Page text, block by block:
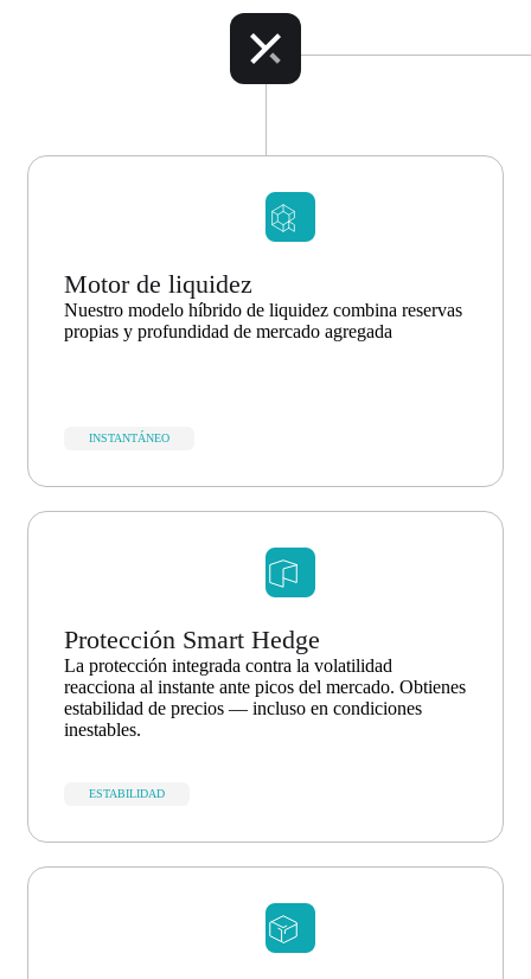
Motor de liquidez
Nuestro modelo híbrido de liquidez combina reservas
propias y profundidad de mercado agregada
INSTANTÁNEO
Protección Smart Hedge
La protección integrada contra la volatilidad
reacciona al instante ante picos del mercado. Obtienes
estabilidad de precios — incluso en condiciones
inestables.
ESTABILIDAD